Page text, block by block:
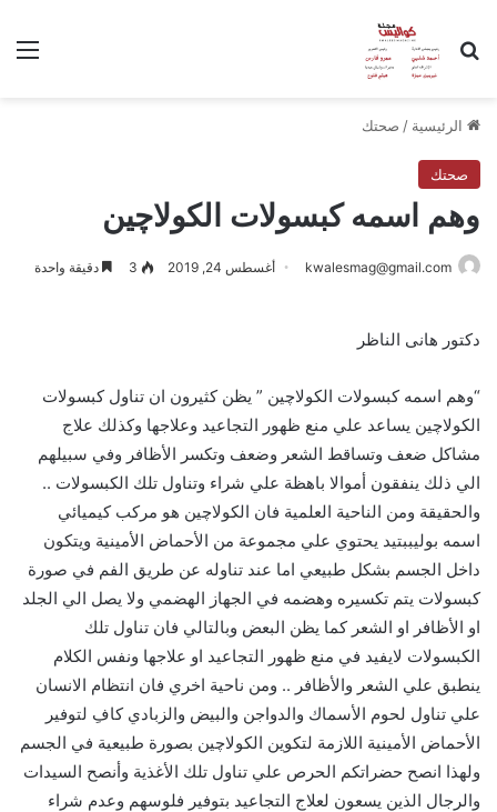
بحث عن
الرئيسية / صحتك
صحتك
وهم اسمه كبسولات الكولاچين
kwalesmag@gmail.com أغسطس 24, 2019 3 دقيقة واحدة
دكتور هانى الناظر
“وهم اسمه كبسولات الكولاچين ” يظن كثيرون ان تناول كبسولات
الكولاچين يساعد علي منع ظهور التجاعيد وعلاجها وكذلك علاج
مشاكل ضعف وتساقط الشعر وضعف وتكسر الأظافر وفي سبيلهم
الي ذلك ينفقون أموالا باهظة علي شراء وتناول تلك الكبسولات ..
والحقيقة ومن الناحية العلمية فان الكولاچين هو مركب كيميائي
اسمه بوليببتيد يحتوي علي مجموعة من الأحماض الأمينية ويتكون
داخل الجسم بشكل طبيعي اما عند تناوله عن طريق الفم في صورة
كبسولات يتم تكسيره وهضمه في الجهاز الهضمي ولا يصل الي الجلد
او الأظافر او الشعر كما يظن البعض وبالتالي فان تناول تلك
الكبسولات لايفيد في منع ظهور التجاعيد او علاجها ونفس الكلام
ينطبق علي الشعر والأظافر .. ومن ناحية اخري فان انتظام الانسان
علي تناول لحوم الأسماك والدواجن والبيض والزبادي كافِ لتوفير
الأحماض الأمينية اللازمة لتكوين الكولاچين بصورة طبيعية في الجسم
ولهذا انصح حضراتكم الحرص علي تناول تلك الأغذية وأنصح السيدات
والرجال الذين يسعون لعلاج التجاعيد بتوفير فلوسهم وعدم شراء